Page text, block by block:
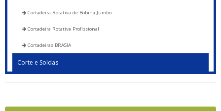
Cortadeira Rotativa de Bobina Jumbo
Cortadeira Rotativa Profissional
Cortadeiras BRASIA
Corte e Soldas